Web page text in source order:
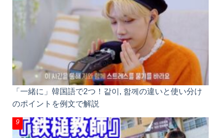
「一緒に」韓国語で2つ！같이, 함께の違いと使い分け
のポイントを例文で解説